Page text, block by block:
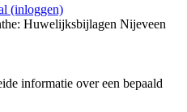
(inloggen)
Huwelijksbijlagen Nijeveen
informatie over een bepaald